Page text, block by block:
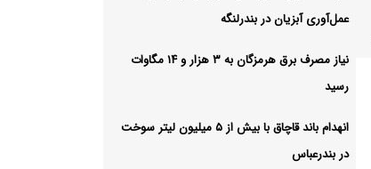
عمل‌آوری آبزیان در بندرلنگه
نیاز مصرف برق هرمزگان به ۳ هزار و ۱۴ مگاوات
رسید
انهدام باند قاچاق با بیش از ۵ میلیون لیتر سوخت
در بندرعباس